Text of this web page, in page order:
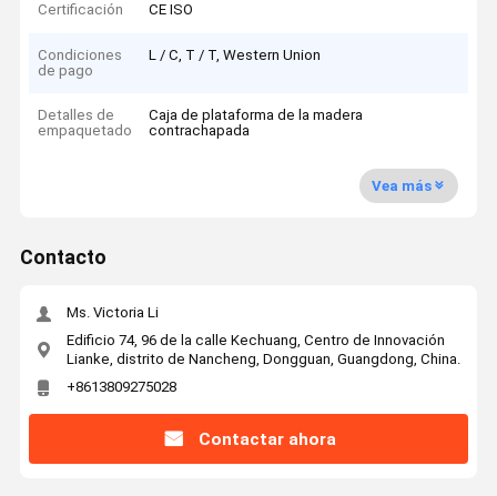
Certificación CE ISO
Condiciones
de pago
L / C, T / T, Western Union
Detalles de
empaquetado
Caja de plataforma de la madera
contrachapada
Vea más
Contacto
Ms. Victoria Li
Edificio 74, 96 de la calle Kechuang, Centro de Innovación
Lianke, distrito de Nancheng, Dongguan, Guangdong, China.
+8613809275028
Contactar ahora